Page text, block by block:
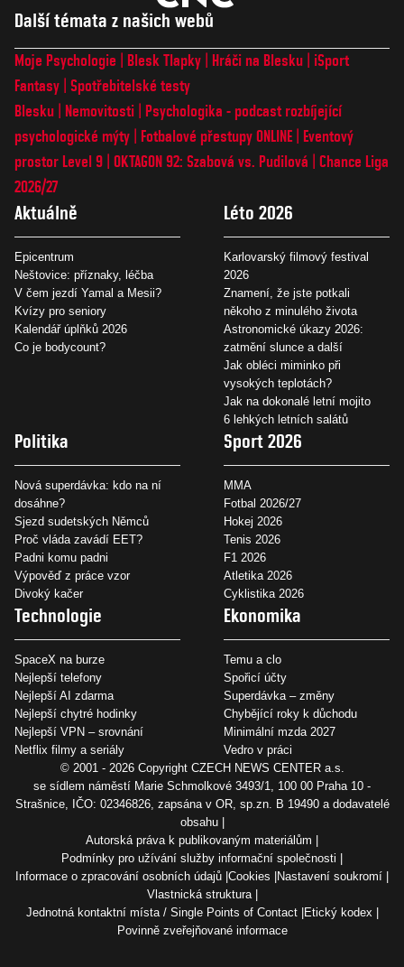
Další témata z našich webů
Moje Psychologie Blesk Tlapky Hráči na Blesku
iSport
Fantasy Spotřebitelské testy
Blesku
Nemovitosti
Psychologika - podcast rozbíjející
psychologické mýty
Fotbalové přestupy ONLINE
Eventový
prostor Level 9 OKTAGON 92: Szabová vs. Pudilová
Chance Liga
2026/27
Aktuálně
Epicentrum
Neštovice: příznaky, léčba
V čem jezdí Yamal a Mesii?
Kvízy pro seniory
Kalendář úplňků 2026
Co je bodycount?
Léto 2026
Karlovarský filmový festival
2026
Znamení, že jste potkali
někoho z minulého života
Astronomické úkazy 2026:
zatmění slunce a další
Jak obléci miminko při
vysokých teplotách?
Jak na dokonalé letní mojito
6 lehkých letních salátů
Politika
Nová superdávka: kdo na ní
dosáhne?
Sjezd sudetských Němců
Proč vláda zavádí EET?
Padni komu padni
Výpověď z práce vzor
Divoký kačer
Sport 2026
MMA
Fotbal 2026/27
Hokej 2026
Tenis 2026
F1 2026
Atletika 2026
Cyklistika 2026
Technologie
SpaceX na burze
Nejlepší telefony
Nejlepší AI zdarma
Nejlepší chytré hodinky
Nejlepší VPN – srovnání
Netflix filmy a seriály
Ekonomika
Temu a clo
Spořicí účty
Superdávka – změny
Chybějící roky k důchodu
Minimální mzda 2027
Vedro v práci
© 2001 - 2026 Copyright CZECH NEWS CENTER a.s.
se sídlem náměstí Marie Schmolkové 3493/1, 100 00 Praha 10 -
Strašnice, IČO: 02346826, zapsána v OR, sp.zn. B 19490 a dodavatelé
obsahu
Autorská práva k publikovaným materiálům
Podmínky pro užívání služby informační společnosti
Informace o zpracování osobních údajů Cookies Nastavení soukromí
Vlastnická struktura
Jednotná kontaktní místa / Single Points of Contact Etický kodex
Povinně zveřejňované informace